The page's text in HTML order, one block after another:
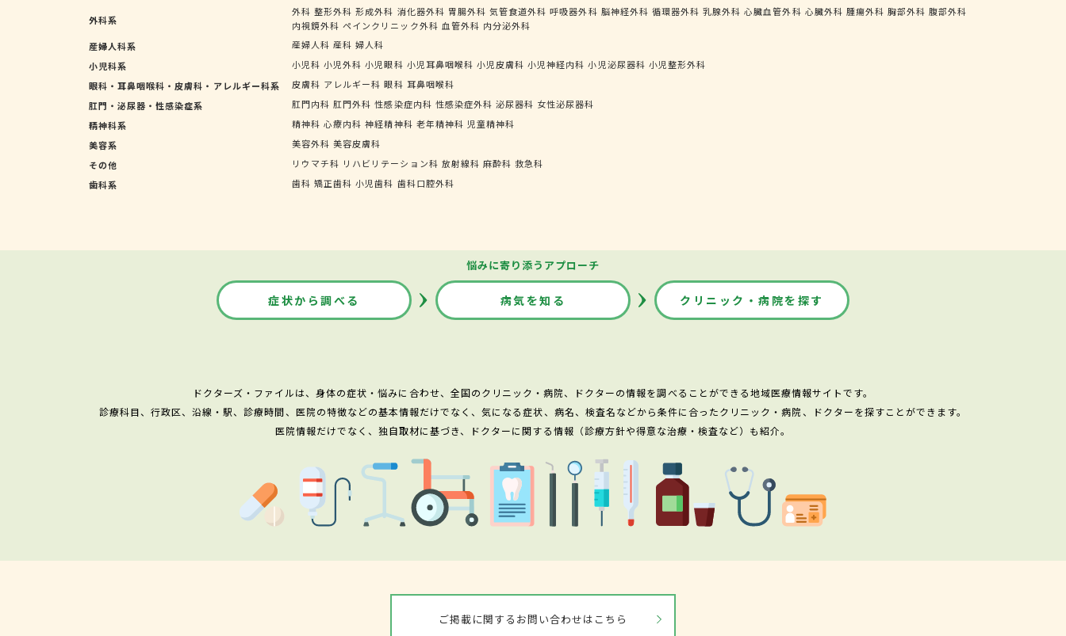
外科系
外科 整形外科 形成外科 消化器外科 胃腸外科 気管食道外科 呼吸器外科 脳神経外科 循環器外科 乳腺外科 心臓血管外科 心臓外科 腫瘍外科 胸部外科 腹部外科
内視鏡外科 ペインクリニック外科 血管外科 内分泌外科
産婦人科系
産婦人科 産科 婦人科
小児科系
小児科 小児外科 小児眼科 小児耳鼻咽喉科 小児皮膚科 小児神経内科 小児泌尿器科 小児整形外科
眼科・耳鼻咽喉科・皮膚科・アレルギー科系
皮膚科 アレルギー科 眼科 耳鼻咽喉科
肛門・泌尿器・性感染症系
肛門内科 肛門外科 性感染症内科 性感染症外科 泌尿器科 女性泌尿器科
精神科系
精神科 心療内科 神経精神科 老年精神科 児童精神科
美容系
美容外科 美容皮膚科
その他
リウマチ科 リハビリテーション科 放射線科 麻酔科 救急科
歯科系
歯科 矯正歯科 小児歯科 歯科口腔外科
悩みに寄り添うアプローチ
症状から調べる 病気を知る クリニック・病院を探す
ドクターズ・ファイルは、身体の症状・悩みに合わせ、全国のクリニック・病院、ドクターの情報を調べることができる地域医療情報サイトです。
診療科目、行政区、沿線・駅、診療時間、医院の特徴などの基本情報だけでなく、気になる症状、病名、検査名などから条件に合ったクリニック・病院、ドクターを探すことができます。
医院情報だけでなく、独自取材に基づき、ドクターに関する情報（診療方針や得意な治療・検査など）も紹介。
ご掲載に関するお問い合わせはこちら